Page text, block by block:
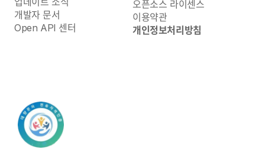
개발자 문서
Open API 센터
오픈소스 라이센스
이용약관
개인정보처리방침